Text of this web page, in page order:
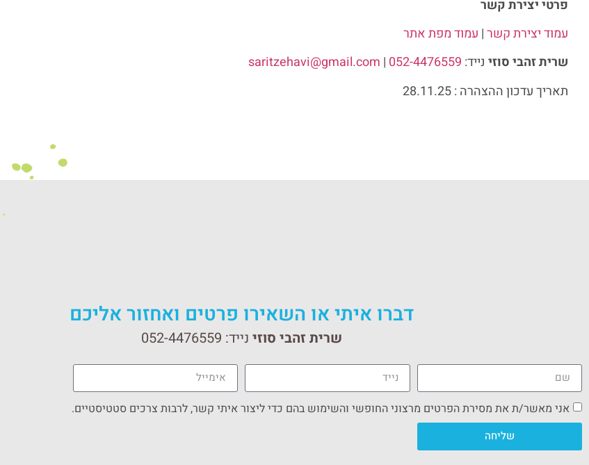
פרטי יצירת קשר
עמוד יצירת קשר| עמוד מפת אתר
שרית זהבי סוזי נייד: 052-4476559
|
saritzehavi@gmail.com
תאריך עדכון ההצהרה : 28.11.25
דברו איתי או השאירו פרטים ואחזור אליכם
שרית זהבי סוזי נייד: 052-4476559
אני מאשר/ת את מסירת הפרטים מרצוני החופשי והשימוש בהם כדי ליצור איתי קשר, לרבות צרכים סטטיסטיים.
שליחה